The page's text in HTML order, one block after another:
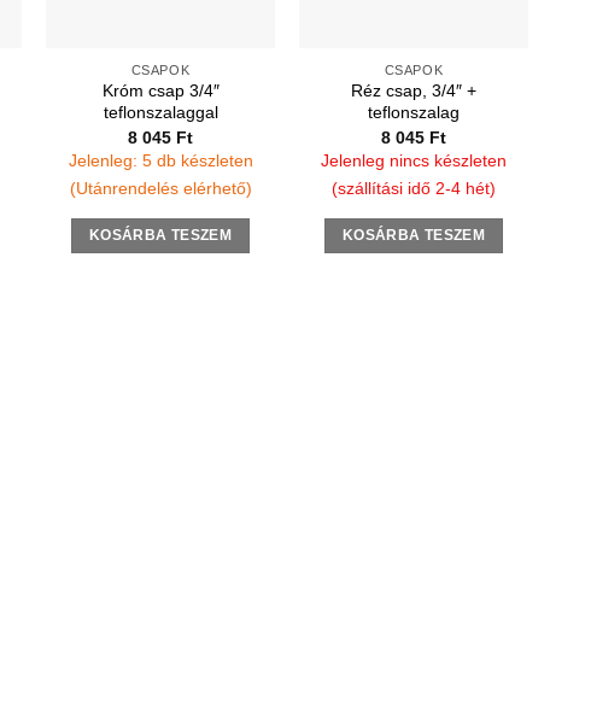
CSAPOK
Króm csap 3/4″
teflonszalaggal
8 045 Ft
Jelenleg: 5 db készleten
(Utánrendelés elérhető)
KOSÁRBA TESZEM
CSAPOK
Réz csap, 3/4″ +
teflonszalag
8 045 Ft
Jelenleg nincs készleten
(szállítási idő 2-4 hét)
KOSÁRBA TESZEM